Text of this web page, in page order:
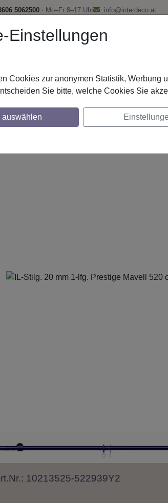
5062500 · Mo–Fr 8–17 Uhr info@interdeco.at
Stilg. 20 mm 1-lfg. Prestige
möglich
10213525-522939Y2
Einstellungen
Cookies zur anonymen Statistik, Werbung
Sie bitte, welche Cookies Sie
auswählen